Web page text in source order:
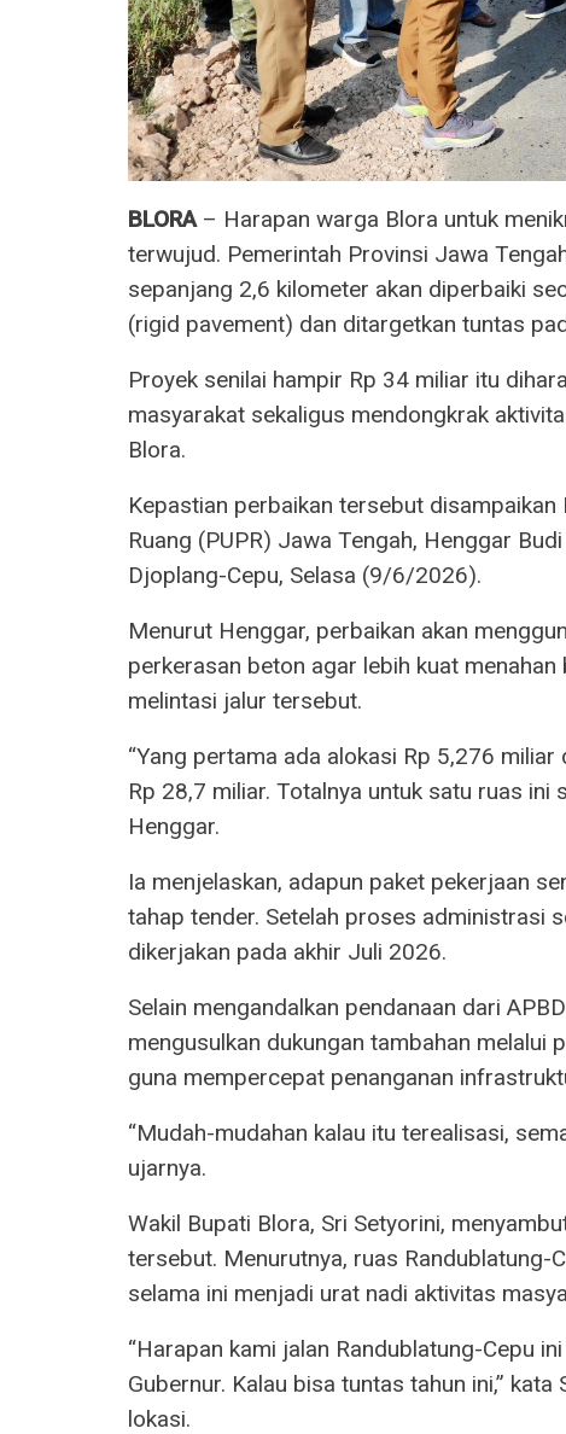
BLORA– Harapan warga Blora untuk
terwujud. Pemerintah Provinsi Jawa
sepanjang 2,6 kilometer akan diperbaiki
(rigid pavement) dan ditargetkan tuntas
Proyek senilai hampir Rp 34 miliar itu
masyarakat sekaligus mendongkrak
Blora.
Kepastian perbaikan tersebut
Ruang (PUPR) Jawa Tengah, Henggar
Djoplang-Cepu, Selasa (9/6/2026).
Menurut Henggar, perbaikan akan
perkerasan beton agar lebih kuat
melintasi jalur tersebut.
“Yang pertama ada alokasi Rp 5,276
Rp 28,7 miliar. Totalnya untuk satu ruas ini
Henggar.
Ia menjelaskan, adapun paket pekerjaan
tahap tender. Setelah proses administrasi
dikerjakan pada akhir Juli 2026.
Selain mengandalkan pendanaan dari
mengusulkan dukungan tambahan
guna mempercepat penanganan
“Mudah-mudahan kalau itu terealisasi,
ujarnya.
Wakil Bupati Blora, Sri Setyorini,
tersebut. Menurutnya, ruas Randublatung-
selama ini menjadi urat nadi aktivitas
“Harapan kami jalan Randublatung-Cepu
Gubernur. Kalau bisa tuntas tahun ini,”
lokasi.